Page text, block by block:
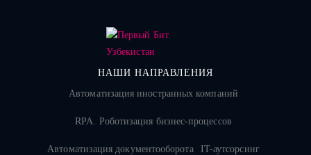
НАШИ НАПРАВЛЕНИЯ
Автоматизация иностранных компаний
RPA. Роботизация бизнес-процессов
Автоматизация документооборота IT-аутсорсинг